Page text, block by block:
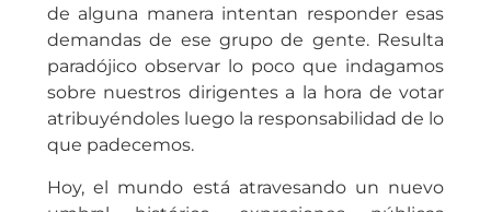
de alguna manera intentan responder esas
demandas de ese grupo de gente. Resulta
paradójico observar lo poco que indagamos
sobre nuestros dirigentes a la hora de votar
atribuyéndoles luego la responsabilidad de lo
que padecemos.
Hoy, el mundo está atravesando un nuevo